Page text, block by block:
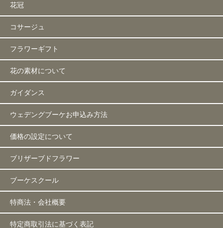
花冠
コサージュ
フラワーギフト
花の素材について
ガイダンス
ウェデングブーケお申込み方法
価格の設定について
ブリザーブドフラワー
ブーケスクール
特商法・会社概要
特定商取引法に基づく表記